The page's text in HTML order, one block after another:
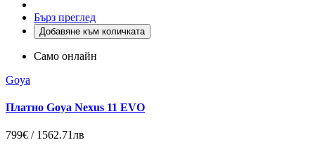
Бърз преглед
Добавяне към количката
Само онлайн
Goya
Платно Goya Nexus 11 EVO
799€ / 1562.71лв